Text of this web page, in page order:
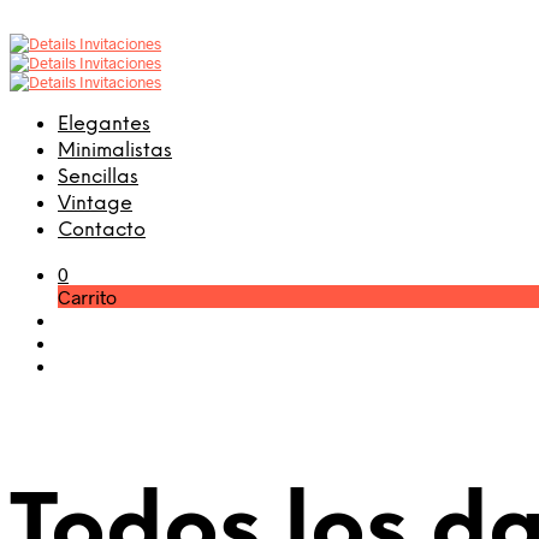
Elegantes
Minimalistas
Sencillas
Vintage
Contacto
0
Carrito